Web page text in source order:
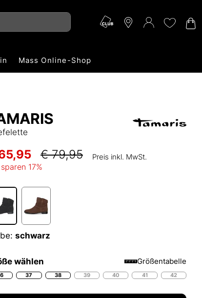
Mass Online-Shop
€ 79,95 Preis inkl. MwSt.
17%
schwarz
wählen Größentabelle
37 38 39 40 41 42